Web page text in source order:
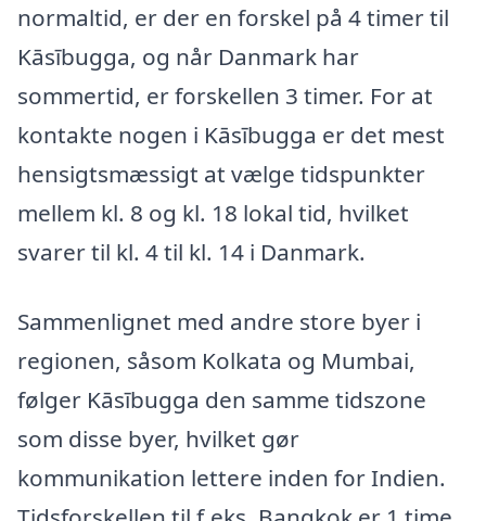
normaltid, er der en forskel på 4 timer til
Kāsībugga, og når Danmark har
sommertid, er forskellen 3 timer. For at
kontakte nogen i Kāsībugga er det mest
hensigtsmæssigt at vælge tidspunkter
mellem kl. 8 og kl. 18 lokal tid, hvilket
svarer til kl. 4 til kl. 14 i Danmark.
Sammenlignet med andre store byer i
regionen, såsom Kolkata og Mumbai,
følger Kāsībugga den samme tidszone
som disse byer, hvilket gør
kommunikation lettere inden for Indien.